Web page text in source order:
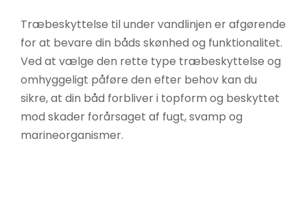
Træbeskyttelse til under vandlinjen er afgørende
for at bevare din båds skønhed og funktionalitet.
Ved at vælge den rette type træbeskyttelse og
omhyggeligt påføre den efter behov kan du
sikre, at din båd forbliver i topform og beskyttet
mod skader forårsaget af fugt, svamp og
marineorganismer.